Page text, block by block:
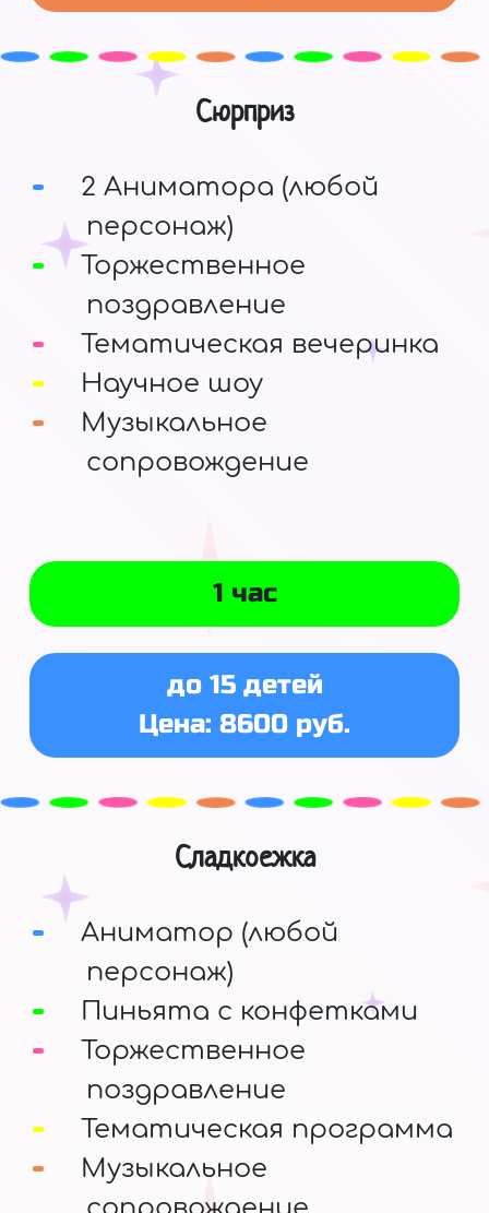
Сюрприз
2 Аниматора (любой
персонаж)
Торжественное
поздравление
Тематическая вечеринка
Научное шоу
Музыкальное
сопровождение
1 час
до 15 детей
Цена: 8600 руб.
Сладкоежка
Аниматор (любой
персонаж)
Пиньята с конфетками
Торжественное
поздравление
Тематическая программа
Музыкальное